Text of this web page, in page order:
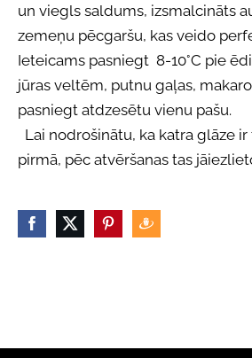
un viegls saldums, izsmalcināts
zemeņu pēcgaršu, kas veido
Ieteicams pasniegt 8-10°C pie
jūras veltēm, putnu gaļas,
pasniegt atdzesētu vienu pašu.
Lai nodrošinātu, ka katra glāze
pirmā, pēc atvēršanas tas